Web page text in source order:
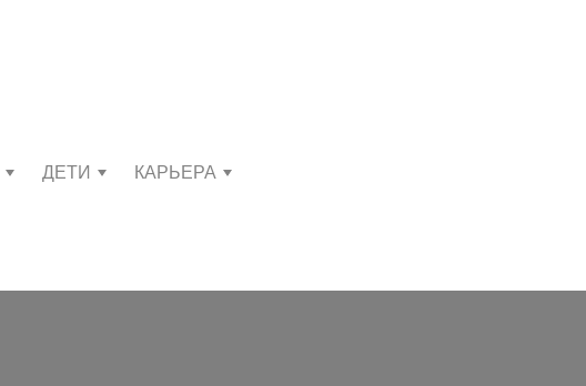
ДЕТИ КАРЬЕРА